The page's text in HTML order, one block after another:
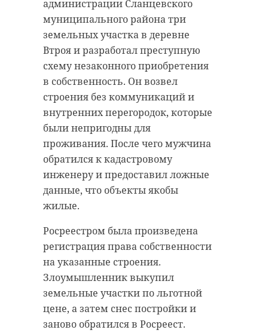
администрации Сланцевского
муниципального района три
земельных участка в деревне
Втроя и разработал преступную
схему незаконного приобретения
в собственность. Он возвел
строения без коммуникаций и
внутренних перегородок, которые
были непригодны для
проживания. После чего мужчина
обратился к кадастровому
инженеру и предоставил ложные
данные, что объекты якобы
жилые.
Росреестром была произведена
регистрация права собственности
на указанные строения.
Злоумышленник выкупил
земельные участки по льготной
цене, а затем снес постройки и
заново обратился в Росреест.
спортсменов из Мурманской,
Вологодской, Архангельской,
Новгородской, Ленинградской
областей, Республик Карелия и
Коми.
Приозерские кикбоксеры из
школы "Корела" показали
отличный результат: на счету
ребят шесть наград. Золотые
медали получили Анастасия
Коваленко, Алексей Скворцов,
Артем Мельниченко,
серебряными призерами стали
Роман Сергеев и Сергей Автаев,
бронзовая награда — у Артема
Пали.
"Поздравляю команду
с хорошим
Избирательной комиссии
Ленобласти, особенно актуального
в год проведения федеральных и
региональных выборов в
Государственную Думу девятого
созыва и Законодательное
собрание Ленинградской области
восьмого созыва.
Первыми посетителями в этом
году стали учащиеся
образовательных организаций
Приозерского и Сланцевского
районов. Экскурсоводы провели
экспозициям Музея, рассказав о
ключевых периодах
отечественной истории. После
экскурсии для школьников
организовали ролевую игру "Мы
выбираем - нас выбирают",
моделирующую этапы